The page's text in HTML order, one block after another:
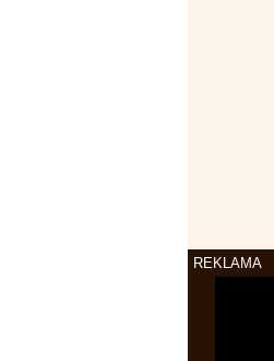
REKLAMA